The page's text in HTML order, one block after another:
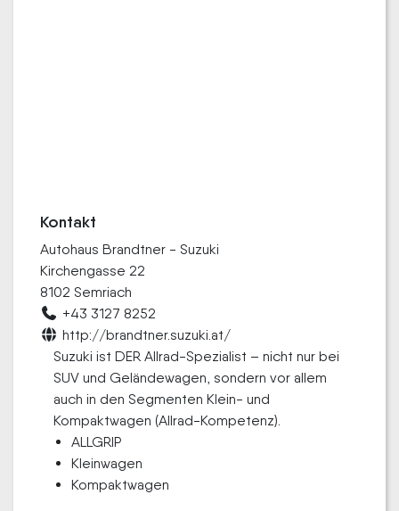
Kontakt
Autohaus Brandtner - Suzuki
Kirchengasse 22
8102 Semriach
+43 3127 8252
http://brandtner.suzuki.at/
Suzuki ist DER Allrad-Spezialist – nicht nur bei
SUV und Geländewagen, sondern vor allem
auch in den Segmenten Klein- und
Kompaktwagen (Allrad-Kompetenz).
ALLGRIP
Kleinwagen
Kompaktwagen